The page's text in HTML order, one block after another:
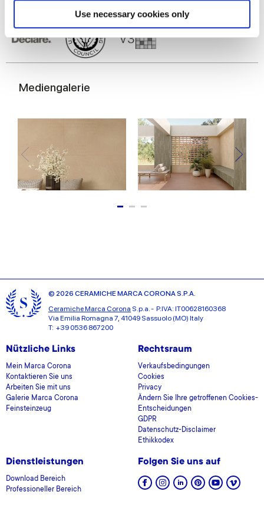
Find out more about how your personal data is processed
and set your preferences in thedetails section.
We use cookies to personalise content and ads, to
We also share information about your use of our site with
our social media, advertising and analytics partners who
provided to them or that they’ve collected from your use
Use necessary cookies only
Mediengalerie
© 2026 CERAMICHE MARCA CORONA S.P.A.
Ceramiche Marca Corona S.p.a. - P.IVA: IT00628160368
Via Emilia Romagna 7, 41049 Sassuolo (MO) Italy
T: +39 0536 867200
Nützliche Links
Mein Marca Corona
Kontaktieren Sie uns
Arbeiten Sie mit uns
Galerie Marca Corona
Feinsteinzeug
Rechtsraum
Verkaufsbedingungen
Cookies
Privacy
Ändern Sie Ihre getroffenen Cookies-
Entscheidungen
GDPR
Datenschutz-Disclaimer
Ethikkodex
Dienstleistungen
Download Bereich
Professioneller Bereich
Folgen Sie uns auf